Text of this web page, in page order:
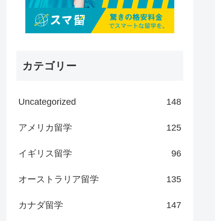
カテゴリー
Uncategorized 148
アメリカ留学 125
イギリス留学 96
オーストラリア留学 135
カナダ留学 147